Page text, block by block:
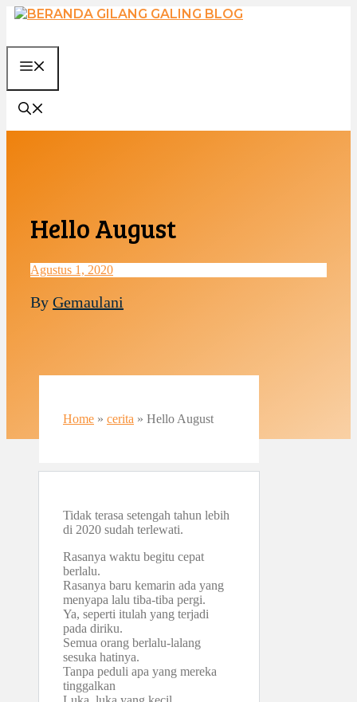
Langsung
Hello August
Agustus 1, 2020
By Gemaulani
Home » cerita » Hello August
Tidak terasa setengah tahun lebih
di 2020 sudah terlewati.
Rasanya waktu begitu cepat
berlalu.
Rasanya baru kemarin ada yang
menyapa lalu tiba-tiba pergi.
Ya, seperti itulah yang terjadi
pada diriku.
Semua orang berlalu-lalang
sesuka hatinya.
Tanpa peduli apa yang mereka
tinggalkan